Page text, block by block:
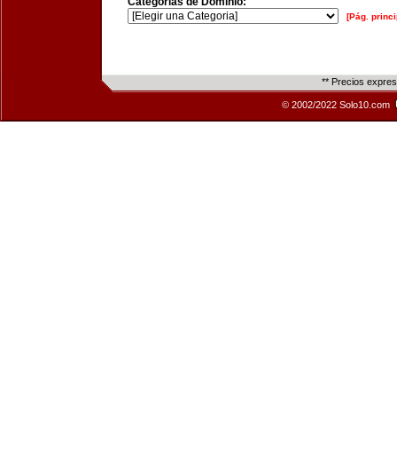
[Pág.
** Precios
© 2002/2022 Solo10.com